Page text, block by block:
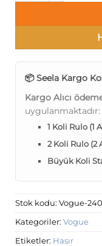
📦 Seela Kargo
Kargo Alıcı
uygulanmaktadır:
1 Koli Rulo (1
2 Koli Rulo (2
Büyük Koli
Stok kodu: Vogue-
Kategoriler: Vogue
Etiketler: Hasır